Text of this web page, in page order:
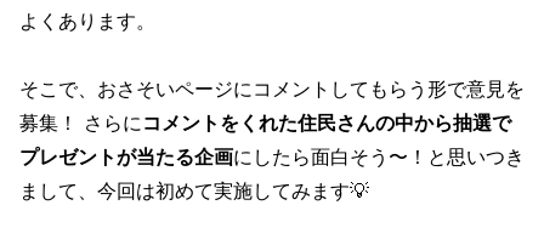
よくあります。
そこで、おさそいページにコメントしてもらう形で意見を
募集！ さらに コメントをくれた住民さんの中から抽選で
プレゼントが当たる企画にしたら面白そう〜！と思いつき
まして、今回は初めて実施してみます💡